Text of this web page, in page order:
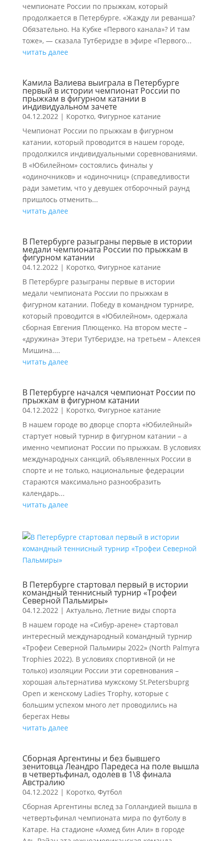
чемпионате России по прыжкам, который
продолжается в Петербурге. «Жажду ли реванша?
Обязательно. На Кубке «Первого канала»? И там
тоже», — сказала Тутберидзе в эфире «Первого...
читать далее
Камила Валиева выиграла в Петербурге
первый в истории чемпионат России по
прыжкам в фигурном катании в
индивидуальном зачете
04.12.2022| Коротко, Фигурное катание
Чемпионат России по прыжкам в фигурном
катании, который проводится в нашем городе,
продолжился индивидуальными соревнованиями.
В «Юбилейном» состоялись финалы у
«одиночников» и «одиночниц» (справедливости
ради заметим, что у девушек отборочный раунд
пришлось отменить...
читать далее
В Петербурге разыграны первые в истории
медали чемпионата России по прыжкам в
фигурном катании
04.12.2022| Коротко, Фигурное катание
В Петербурге разыграны первые в истории
медали чемпионата России по прыжкам в
фигурном катании. Победу в командном турнире,
который проводится в «Юбилейном», одержала
сборная Евгения Плющенко. На втором месте –
«дружина» Этери Тутберидзе, на третьем – Алексея
Мишина....
читать далее
В Петербурге начался чемпионат России по
прыжкам в фигурном катании
04.12.2022| Коротко, Фигурное катание
В нашем городе во дворце спорта «Юбилейный»
стартует новый турнир в фигурном катании – а
именно чемпионат России по прыжкам. В условиях
международных санкций, объявленных России в
спорте и не только, национальные федерации
стараются максимально разнообразить
календарь...
читать далее
В Петербурге стартовал первый в истории
командный теннисный турнир «Трофеи
Северной Пальмиры»
04.12.2022| Актуально, Летние виды спорта
В нашем городе на «Сибур-арене» стартовал
интересный международный командный турнир
«Трофеи Северной Пальмиры 2022» (North Palmyra
Trophies 2022). В условиях спортивной (и не
только) изоляции России эти соревнования –
хорошая альтернатива мужскому St.Petersbuprg
Open и женскому Ladies Trophy, которые с
большим успехом много лет проводились на
берегах Невы
читать далее
Сборная Аргентины и без бывшего
зенитовца Леандро Паредеса на поле вышла
в четвертьфинал, одолев в 1\8 финала
Австралию
04.12.2022| Коротко, Футбол
Сборная Аргентины вслед за Голландией вышла в
четвертьфинал чемпионата мира по футболу в
Катаре. На стадионе «Ахмед бин Али» в городе